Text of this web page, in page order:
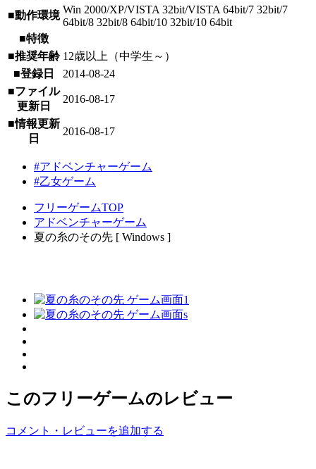
■動作環境 Win 2000/XP/VISTA 32bit/VISTA 64bit/7 32bit/7
64bit/8 32bit/8 64bit/10 32bit/10 64bit
■特徴
■推奨年齢 12歳以上（中学生～）
■登録日
2014-08-24
■ファイル
更新日
2016-08-17
■情報更新
日
2016-08-17
#アドベンチャーゲーム
#乙女ゲーム
フリーゲームTOP
アドベンチャーゲーム
夏の糸のその先 [ Windows ]
このフリーゲームのレビュー
コメント・レビューを追加する